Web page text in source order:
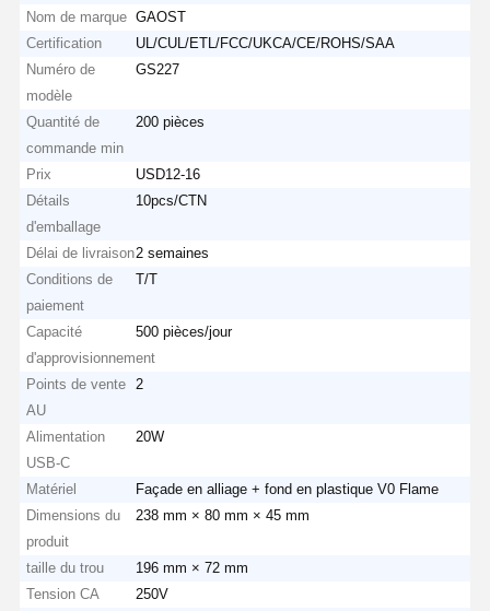
Nom de marque GAOST
Certification
UL/CUL/ETL/FCC/UKCA/CE/ROHS/SAA
Numéro de
modèle
GS227
Quantité de
commande min
200 pièces
Prix
USD12-16
Détails
d'emballage
10pcs/CTN
Délai de livraison2 semaines
Conditions de
paiement
T/T
Capacité
d'approvisionnement
500 pièces/jour
Points de vente
AU
2
Alimentation
USB-C
20W
Matériel
Façade en alliage + fond en plastique V0 Flame
Dimensions du
produit
238 mm × 80 mm × 45 mm
taille du trou
196 mm × 72 mm
Tension CA
250V